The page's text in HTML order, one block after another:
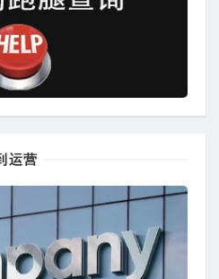
运营